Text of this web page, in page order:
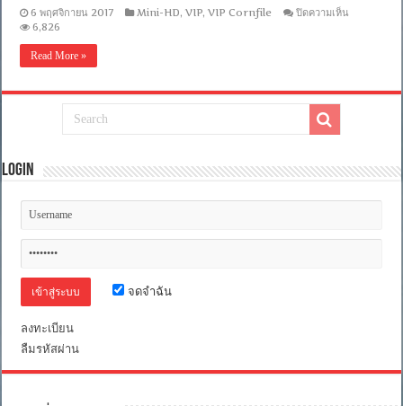
6 พฤศจิกายน 2017 Mini-HD,VIP,VIP Cornfile ปิดความเห็น
(2017)
บัลลังก์
[พากย์
6,826
Read More »
Login
จดจำฉัน
ลงทะเบียน
ลืมรหัสผ่าน